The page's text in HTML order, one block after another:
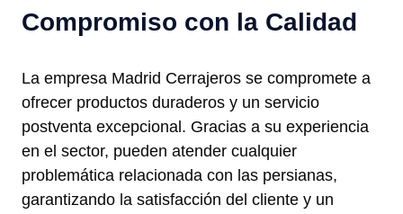
Compromiso con la Calidad
La empresa Madrid Cerrajeros se compromete a
ofrecer productos duraderos y un servicio
postventa excepcional. Gracias a su experiencia
en el sector, pueden atender cualquier
problemática relacionada con las persianas,
garantizando la satisfacción del cliente y un